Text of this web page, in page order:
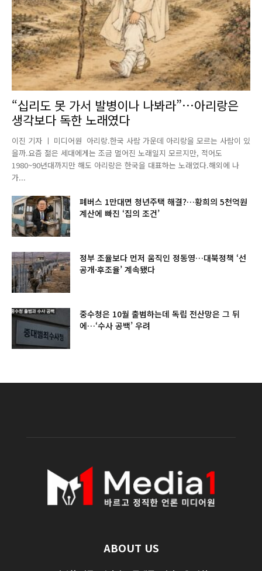
“십리도 못 가서 발병이나 나봐라”…아리랑은
생각보다 독한 노래였다
이진 기자 ㅣ 미디어원 아리랑.한국 사람 가운데 아리랑을 모르는 사람이 있
을까.요즘 젊은 세대에게는 조금 멀어진 노래일지 모르지만, 적어도
1980~90년대까지만 해도 아리랑은 한국을 대표하는 노래였다.해외에 나
가...
폐버스 1만대면 청년주택 해결?…황희의 5천억원
계산에 빠진 ‘집의 조건’
정부 조율보다 먼저 움직인 정동영…대북정책 ‘선
공개·후조율’ 계속됐다
중수청은 10월 출범하는데 독립 전산망은 그 뒤
에…‘수사 공백’ 우려
ABOUT US